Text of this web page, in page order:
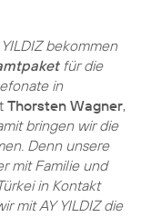
bekommen
für die
in
Thorsten Wagner,
bringen wir die
Denn unsere
mit Familie und
in Kontakt
mit AY YILDIZ die